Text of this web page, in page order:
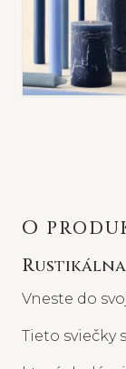
O
Vneste do
Tieto sviečky